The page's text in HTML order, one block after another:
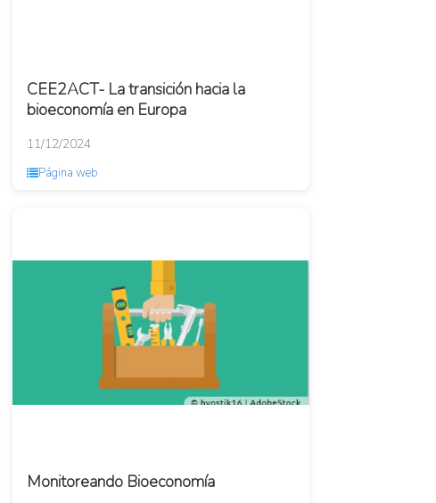
CEE2ACT- La transición hacia la
bioeconomía en Europa
11/12/2024
Página web
Monitoreando Bioeconomía